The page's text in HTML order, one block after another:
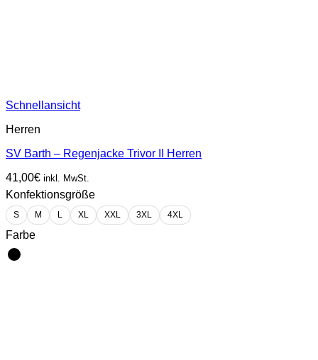
Schnellansicht
Herren
SV Barth – Regenjacke Trivor II Herren
41,00€ inkl. MwSt.
Konfektionsgröße
S M L XL XXL 3XL 4XL
Farbe